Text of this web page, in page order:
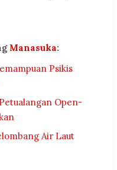
Manasuka:
Psikis
Open-
Air Laut